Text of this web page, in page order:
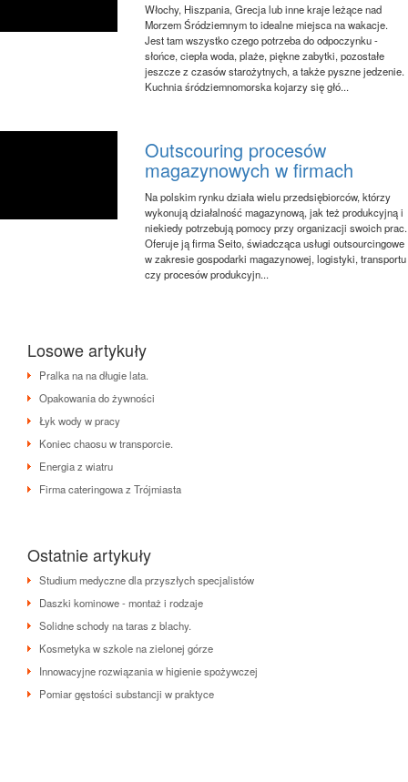
Włochy, Hiszpania, Grecja lub inne kraje leżące nad
Morzem Śródziemnym to idealne miejsca na wakacje.
Jest tam wszystko czego potrzeba do odpoczynku -
słońce, ciepła woda, plaże, piękne zabytki, pozostałe
jeszcze z czasów starożytnych, a także pyszne jedzenie.
Kuchnia śródziemnomorska kojarzy się głó...
Outscouring procesów
magazynowych w firmach
Na polskim rynku działa wielu przedsiębiorców, którzy
wykonują działalność magazynową, jak też produkcyjną i
niekiedy potrzebują pomocy przy organizacji swoich prac.
Oferuje ją firma Seito, świadcząca usługi outsourcingowe
w zakresie gospodarki magazynowej, logistyki, transportu
czy procesów produkcyjn...
Losowe artykuły
Pralka na na długie lata.
Opakowania do żywności
Łyk wody w pracy
Koniec chaosu w transporcie.
Energia z wiatru
Firma cateringowa z Trójmiasta
Ostatnie artykuły
Studium medyczne dla przyszłych specjalistów
Daszki kominowe - montaż i rodzaje
Solidne schody na taras z blachy.
Kosmetyka w szkole na zielonej górze
Innowacyjne rozwiązania w higienie spożywczej
Pomiar gęstości substancji w praktyce